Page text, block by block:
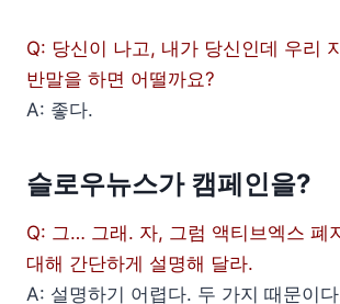
Q: 당신이 나고, 내가 당신인데 우리
반말을 하면 어떨까요?
A: 좋다.
슬로우뉴스가 캠페인을?
Q: 그… 그래. 자, 그럼 액티브엑스 폐
대해 간단하게 설명해 달라.
A: 설명하기 어렵다. 두 가지 때문이